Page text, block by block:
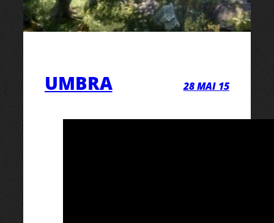
UMBRA 28 MAI 15